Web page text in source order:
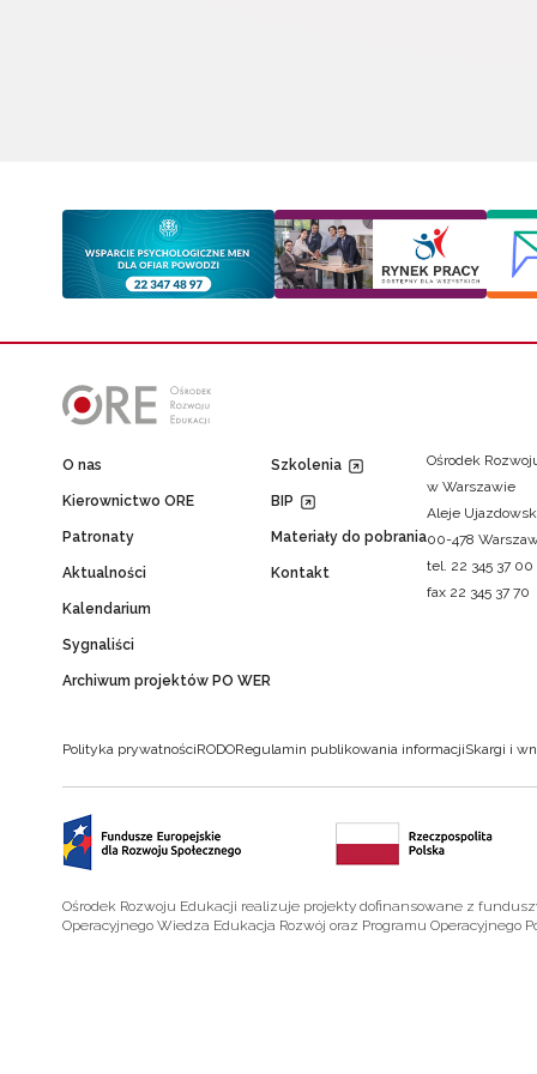
O nas
Kierownictwo ORE
Patronaty
Aktualności
Kalendarium
Sygnaliści
Archiwum projektów PO WER
Szkolenia
BIP
Materiały do pobrania
Kontakt
Ośrodek
w Warszawie
Aleje
00-478
tel. 22 345 37 00
fax 22 345 37 70
Polityka prywatnościRODORegulamin publikowania informacjiSkargi i
Ośrodek Rozwoju Edukacji realizuje projekty dofinansowane z
Operacyjnego Wiedza Edukacja Rozwój oraz Programu Operacyjnego